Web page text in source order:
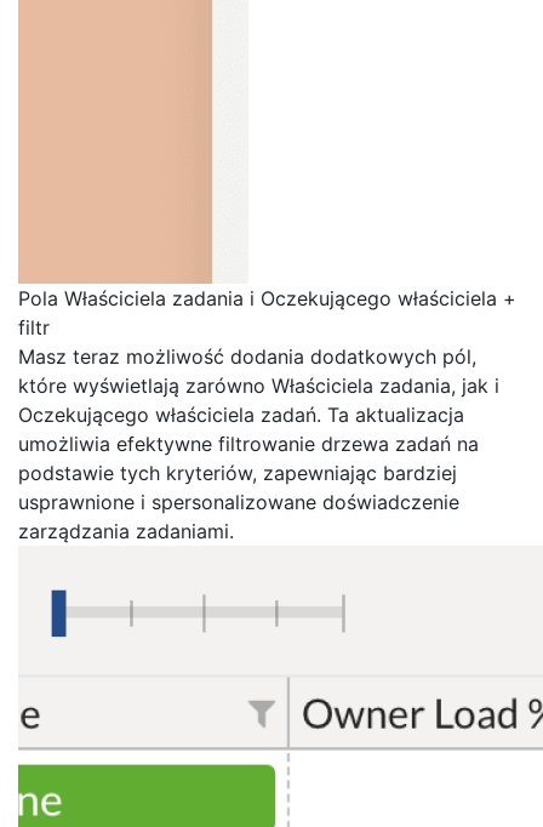
Pola Właściciela zadania i Oczekującego właściciela +
filtr
Masz teraz możliwość dodania dodatkowych pól,
które wyświetlają zarówno Właściciela zadania, jak i
Oczekującego właściciela zadań. Ta aktualizacja
umożliwia efektywne filtrowanie drzewa zadań na
podstawie tych kryteriów, zapewniając bardziej
usprawnione i spersonalizowane doświadczenie
zarządzania zadaniami.